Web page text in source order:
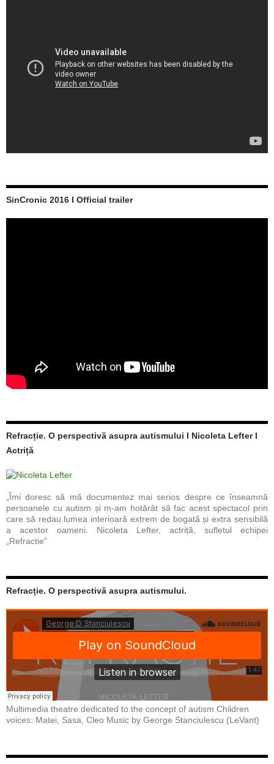
SinCronic 2016 I Official trailer
Refracție. O perspectivă asupra autismului I Nicoleta Lefter I
Actriță
„Îmi doresc să mă documentez mai serios despre ce înseamnă
persoanele cu autism și m-am hotărât să fac acest spectacol prin
care să redau lumea interioară extrem de bogată și extra sensibilă
a acestor oameni. Nicoleta Lefter, actriță, sufletul echipei
„Refractie”
Refracție. O perspectivă asupra autismului.
Multimedia theatre dedicated to the concept of autism Children
voices: Matei, Sasa, Cleo Music by George Stanciulescu (LeVant)